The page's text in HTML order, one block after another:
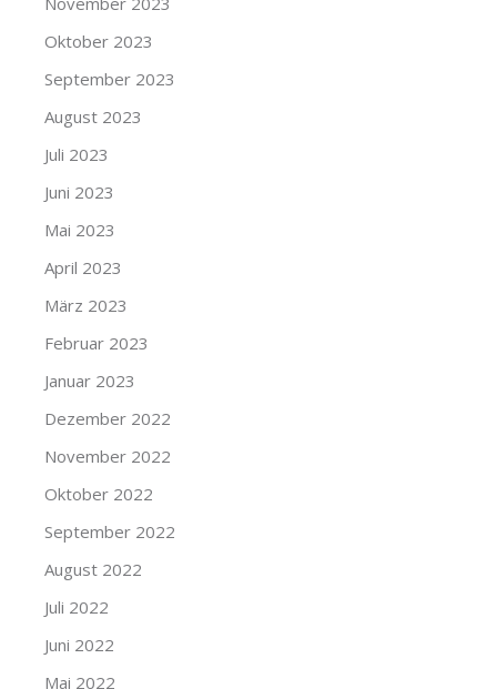
Oktober 2023
September 2023
August 2023
Juli 2023
Juni 2023
Mai 2023
April 2023
März 2023
Februar 2023
Januar 2023
Dezember 2022
November 2022
Oktober 2022
September 2022
August 2022
Juli 2022
Juni 2022
Mai 2022